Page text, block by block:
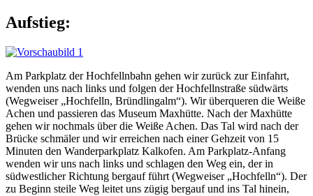
Aufstieg:
Am Parkplatz der Hochfellnbahn gehen wir zurück zur Einfahrt,
wenden uns nach links und folgen der Hochfellnstraße südwärts
(Wegweiser „Hochfelln, Bründlingalm“). Wir überqueren die Weiße
Achen und passieren das Museum Maxhütte. Nach der Maxhütte
gehen wir nochmals über die Weiße Achen. Das Tal wird nach der
Brücke schmäler und wir erreichen nach einer Gehzeit von 15
Minuten den Wanderparkplatz Kalkofen. Am Parkplatz-Anfang
wenden wir uns nach links und schlagen den Weg ein, der in
südwestlicher Richtung bergauf führt (Wegweiser „Hochfelln“). Der
zu Beginn steile Weg leitet uns zügig bergauf und ins Tal hinein,